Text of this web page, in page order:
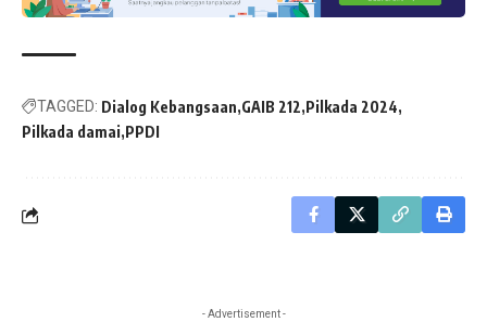
TAGGED: Dialog Kebangsaan GAIB 212 Pilkada 2024
Pilkada damai PPDI
- Advertisement -